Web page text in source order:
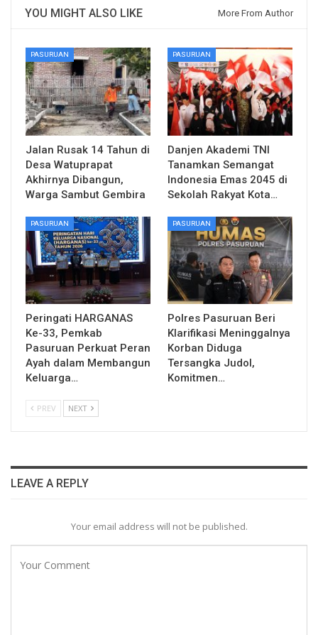
YOU MIGHT ALSO LIKE More From Author
PASURUAN
Jalan Rusak 14 Tahun di
Desa Watuprapat
Akhirnya Dibangun,
Warga Sambut Gembira
PASURUAN
Danjen Akademi TNI
Tanamkan Semangat
Indonesia Emas 2045 di
Sekolah Rakyat Kota…
PASURUAN
Peringati HARGANAS
Ke-33, Pemkab
Pasuruan Perkuat Peran
Ayah dalam Membangun
Keluarga…
PASURUAN
Polres Pasuruan Beri
Klarifikasi Meninggalnya
Korban Diduga
Tersangka Judol,
Komitmen…
PREV NEXT
LEAVE A REPLY
Your email address will not be published.